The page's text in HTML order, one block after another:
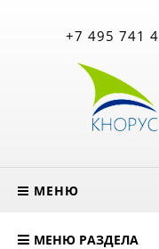
+7 495 741
МЕНЮ
МЕНЮ РАЗДЕЛА